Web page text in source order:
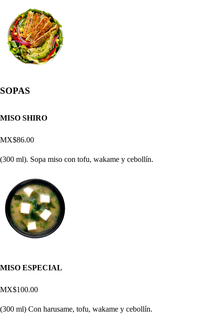
SOPAS
MISO SHIRO
MX$86.00
(300 ml). Sopa miso con tofu, wakame y cebollín.
MISO ESPECIAL
MX$100.00
(300 ml) Con harusame, tofu, wakame y cebollín.